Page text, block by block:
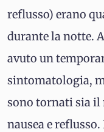
reflusso) erano
durante la notte.
avuto un
sintomatologia,
sono tornati sia il
nausea e